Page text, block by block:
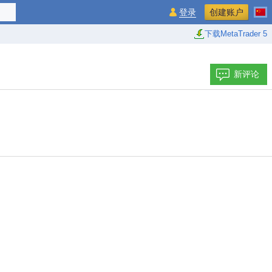
下载MetaTrader 5
登录 创建账户
新评论